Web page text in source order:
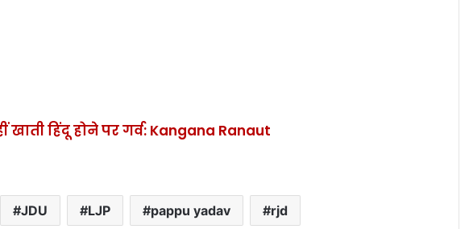
खाती हिंदू होने पर गर्व: Kangana Ranaut
JDU LJP pappu yadav rjd